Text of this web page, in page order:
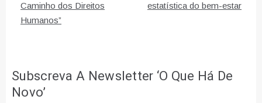
de
artigos
Caminho dos Direitos
Humanos”
estatística do bem-estar
Subscreva A Newsletter ‘O Que Há De
Novo’